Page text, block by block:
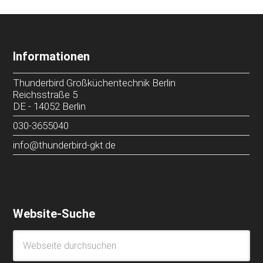
Informationen
Thunderbird Großküchentechnik Berlin
Reichsstraße 5
DE - 14052 Berlin
030-3655040
info@thunderbird-gkt.de
Website-Suche